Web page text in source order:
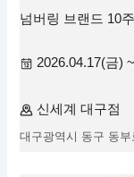
넘버링 브랜드 10
2026.04.17(금)
신세계 대구점
대구광역시 동구 동부